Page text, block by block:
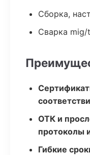
Сборка,
Сварка mig/
ОТК и
протоколы
Гибкие